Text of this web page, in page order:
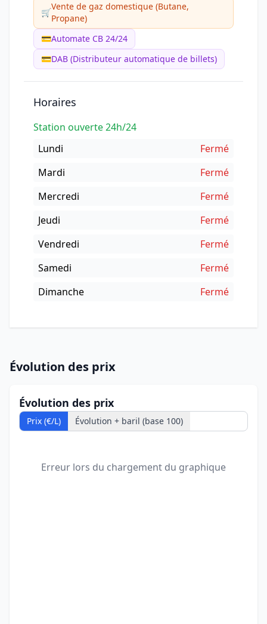
🛒
Vente de gaz domestique (Butane,
Propane)
💳Automate CB 24/24
💳DAB (Distributeur automatique de billets)
Horaires
Station ouverte 24h/24
Lundi
Fermé
Mardi
Fermé
Mercredi
Fermé
Jeudi
Fermé
Vendredi
Fermé
Samedi
Fermé
Dimanche
Fermé
Évolution des prix
Évolution des prix
Prix (€/L) Évolution + baril (base 100)
Erreur lors du chargement du graphique